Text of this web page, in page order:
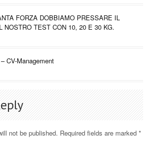
FORZA DOBBIAMO PRESSARE IL
NOSTRO TEST CON 10, 20 E 30 KG.
CV-Management
not be published. Required fields are marked *